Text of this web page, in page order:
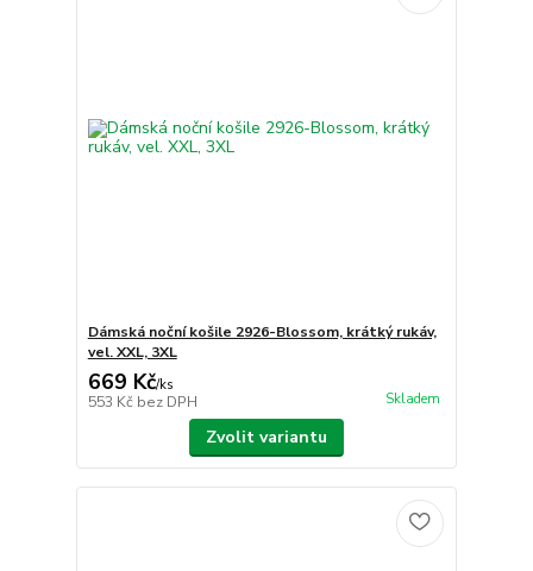
Dámská noční košile 2926-Blossom, krátký rukáv,
vel. XXL, 3XL
669 Kč/ks
553 Kč bez DPH Skladem
Zvolit variantu